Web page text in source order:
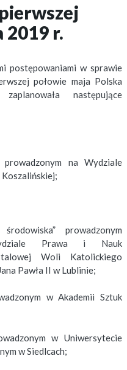
2019 r.
postępowaniami w sprawie
połowie maja Polska
następujące
prowadzonym na Wydziale
prowadzonym
Prawa i Nauk
Woli Katolickiego
Pawła II w Lublinie;
w Akademii Sztuk
w Uniwersytecie
w Siedlcach;